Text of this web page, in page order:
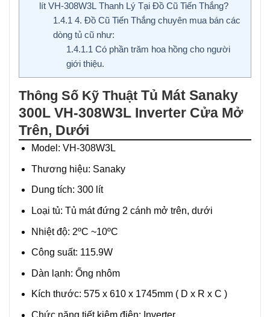
lít VH-308W3L Thanh Lý Tại Đồ Cũ Tiến Thắng?
1.4.1 4. Đồ Cũ Tiến Thắng chuyên mua bán các
dòng tủ cũ như:
1.4.1.1 Có phần trăm hoa hồng cho người
giới thiệu.
Thông Số Kỹ Thuật Tủ Mát Sanaky
300L VH-308W3L Inverter Cửa Mở
Trên, Dưới
Model: VH-308W3L
Thương hiệu: Sanaky
Dung tích: 300 lít
Loại tủ: Tủ mát đứng 2 cánh mở trên, dưới
Nhiệt độ: 2ºC ~10ºC
Công suất: 115.9W
Dàn lạnh: Ống nhôm
Kích thước: 575 x 610 x 1745mm ( D x R x C )
Chức năng tiết kiệm điện: Inverter